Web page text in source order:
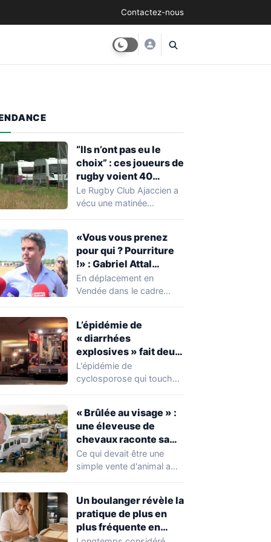
Contactez-nous
“Ils n’ont pas eu le
choix” : ces joueurs de
rugby voient 40
caravanes de gens du
voyage s’installer
heure
Le Rugby Club Ajaccien a
vécu une matinée
découverte d'une…
«Vous vous prenez
pour qui ? Pourriture
!» : Gabriel Attal
chahuté sur un
campement illégal
En déplacement en
Vendée dans le cadre
occupations…
L’épidémie de
« diarrhées
explosives » fait deux
premiers morts
L'épidémie de
cyclosporose qui touche
aggravation. Les autorités
sanitaires…
« Brûlée au visage » :
une éleveuse de
chevaux raconte sa
violente agression par
des gens du voyage
Ce qui devait être une
simple vente d'animal a
Un boulanger révèle la
pratique de plus en
plus fréquente en